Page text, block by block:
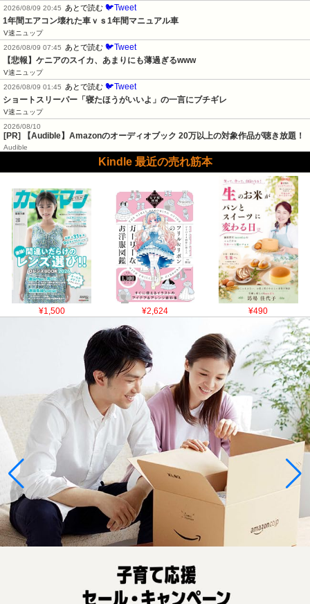
2026/08/09 20:45 あとで読む 🐦Tweet
1年間エアコン壊れた車ｖｓ1年間マニュアル車
V速ニュップ
2026/08/09 07:45
あとで読む 🐦Tweet
【悲報】ケニアのスイカ、あまりにも薄過ぎるwww
V速ニュップ
2026/08/09 01:45
あとで読む 🐦Tweet
ショートスリーパー「寝たほうがいいよ」の一言にブチギレ
V速ニュップ
2026/08/10
[PR] 【Audible】Amazonのオーディオブック 20万以上の対象作品が聴き放題！
Audible
Kindle 最近の売れ筋本
¥1,500 ¥2,624 ¥490